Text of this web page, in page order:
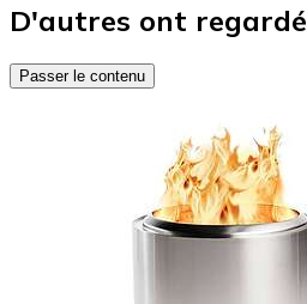
D'autres ont regardé
Passer le contenu